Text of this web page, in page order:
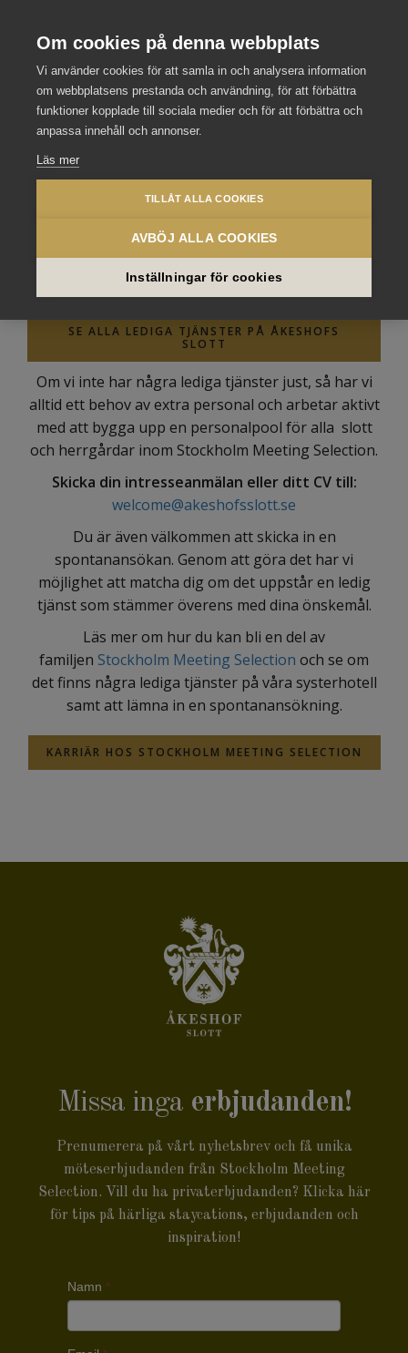
Se våra andra slott och hotell
Vill du jobba med oss på Åkeshofs Slott?
SE ALLA LEDIGA TJÄNSTER PÅ ÅKESHOFS
SLOTT
Om vi inte har några lediga tjänster just, så har vi
alltid ett behov av extra personal och arbetar aktivt
med att bygga upp en personalpool för alla slott
och herrgårdar inom Stockholm Meeting Selection.
Skicka din intresseanmälan eller ditt CV till:
welcome@akeshofsslott.se
Du är även välkommen att skicka in en
spontanansökan. Genom att göra det har vi
möjlighet att matcha dig om det uppstår en ledig
tjänst som stämmer överens med dina önskemål.
Läs mer om hur du kan bli en del av
familjen Stockholm Meeting Selection och se om
det finns några lediga tjänster på våra systerhotell
samt att lämna in en spontanansökning.
KARRIÄR HOS STOCKHOLM MEETING SELECTION
Missa inga erbjudanden!
Prenumerera på vårt nyhetsbrev och få unika
möteserbjudanden från Stockholm Meeting
Selection. Vill du ha privaterbjudanden? Klicka här
för tips på härliga staycations, erbjudanden och
inspiration!
Om cookies på denna webbplats
Vi använder cookies för att samla in och analysera information
om webbplatsens prestanda och användning, för att förbättra
funktioner kopplade till sociala medier och för att förbättra och
anpassa innehåll och annonser.
Läs mer
TILLÅT ALLA COOKIES
AVBÖJ ALLA COOKIES
Inställningar för cookies